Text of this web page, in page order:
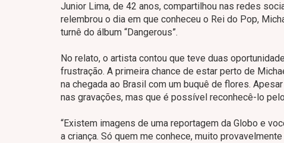
Junior Lima, de 42 anos, compartilhou nas redes
relembrou o dia em que conheceu o Rei do Pop,
turnê do álbum “Dangerous”.
No relato, o artista contou que teve duas
frustração. A primeira chance de estar perto de
na chegada ao Brasil com um buquê de flores.
nas gravações, mas que é possível reconhecê-lo
“Existem imagens de uma reportagem da Globo e
a criança. Só quem me conhece, muito